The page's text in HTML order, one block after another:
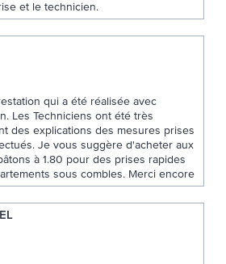
et le technicien.
qui a été réalisée avec
Les Techniciens ont été très
des explications des mesures prises
Je vous suggère d'acheter aux
à 1.80 pour des prises rapides
sous combles. Merci encore